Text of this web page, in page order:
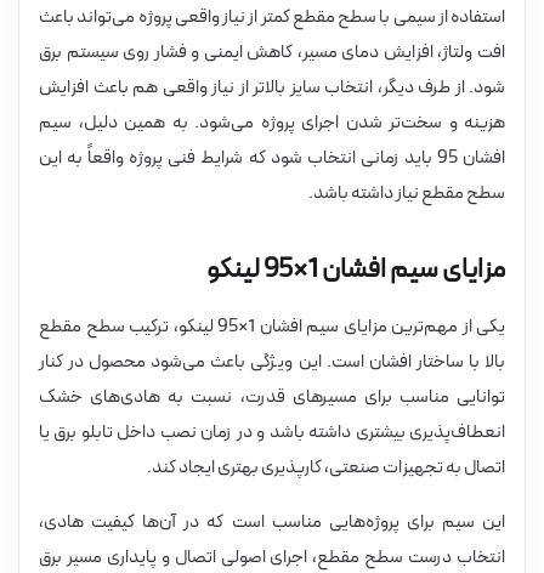
استفاده از سیمی با سطح مقطع کمتر از نیاز واقعی پروژه می‌تواند باعث
افت ولتاژ، افزایش دمای مسیر، کاهش ایمنی و فشار روی سیستم برق
شود. از طرف دیگر، انتخاب سایز بالاتر از نیاز واقعی هم باعث افزایش
هزینه و سخت‌تر شدن اجرای پروژه می‌شود. به همین دلیل، سیم
افشان 95 باید زمانی انتخاب شود که شرایط فنی پروژه واقعاً به این
سطح مقطع نیاز داشته باشد.
مزایای سیم افشان 1×95 لینکو
یکی از مهم‌ترین مزایای سیم افشان 1×95 لینکو، ترکیب سطح مقطع
بالا با ساختار افشان است. این ویژگی باعث می‌شود محصول در کنار
توانایی مناسب برای مسیرهای قدرت، نسبت به هادی‌های خشک
انعطاف‌پذیری بیشتری داشته باشد و در زمان نصب داخل تابلو برق یا
اتصال به تجهیزات صنعتی، کارپذیری بهتری ایجاد کند.
این سیم برای پروژه‌هایی مناسب است که در آن‌ها کیفیت هادی،
انتخاب درست سطح مقطع، اجرای اصولی اتصال و پایداری مسیر برق